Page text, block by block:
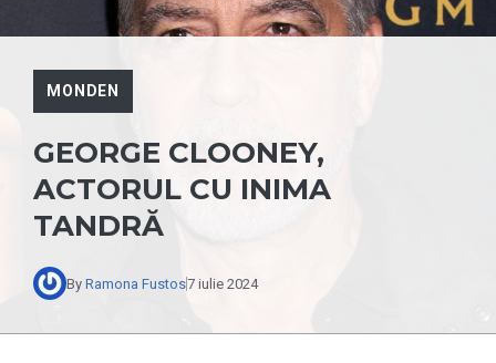
MONDEN
GEORGE CLOONEY,
ACTORUL CU INIMA
TANDRĂ
By Ramona Fustos7 iulie 2024